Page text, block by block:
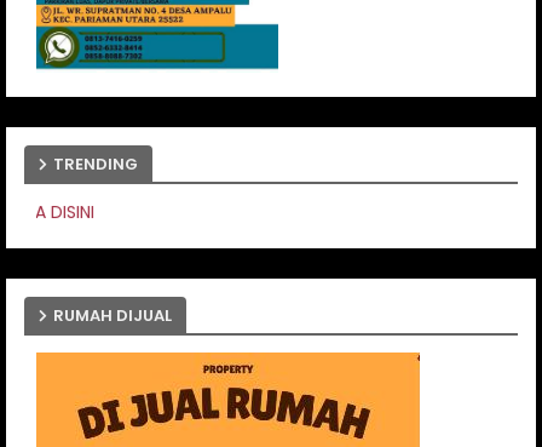
TRENDING
RUMAH DIJUAL